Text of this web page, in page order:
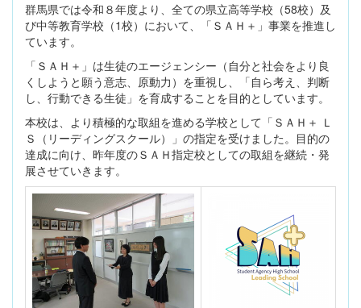
群馬県では令和８年度より、全ての県立高等学校（58校）及
び中等教育学校（1校）において、「ＳＡＨ＋」事業を推進し
ています。
「ＳＡＨ＋」は生徒のエージェンシー（自分と社会をより良
くしようと願う意志、原動力）を重視し、「自ら考え、判断
し、行動できる生徒」を育成することを目的としています。
本校は、より積極的な取組を進める学校として「ＳＡＨ＋ Ｌ
Ｓ（リーディングスクール）」の指定を受けました。目的の
達成に向け、昨年度のＳＡＨ指定校としての取組を継続・発
展させていきます。